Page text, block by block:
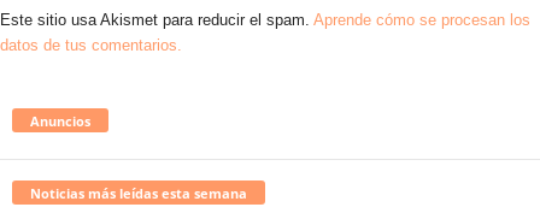
Este sitio usa Akismet para reducir el spam. Aprende cómo se procesan los
datos de tus comentarios.
Anuncios
Noticias más leídas esta semana